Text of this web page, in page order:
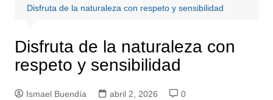
Disfruta de la naturaleza con respeto y sensibilidad
Disfruta de la naturaleza con
respeto y sensibilidad
Ismael Buendía abril 2, 2026
0